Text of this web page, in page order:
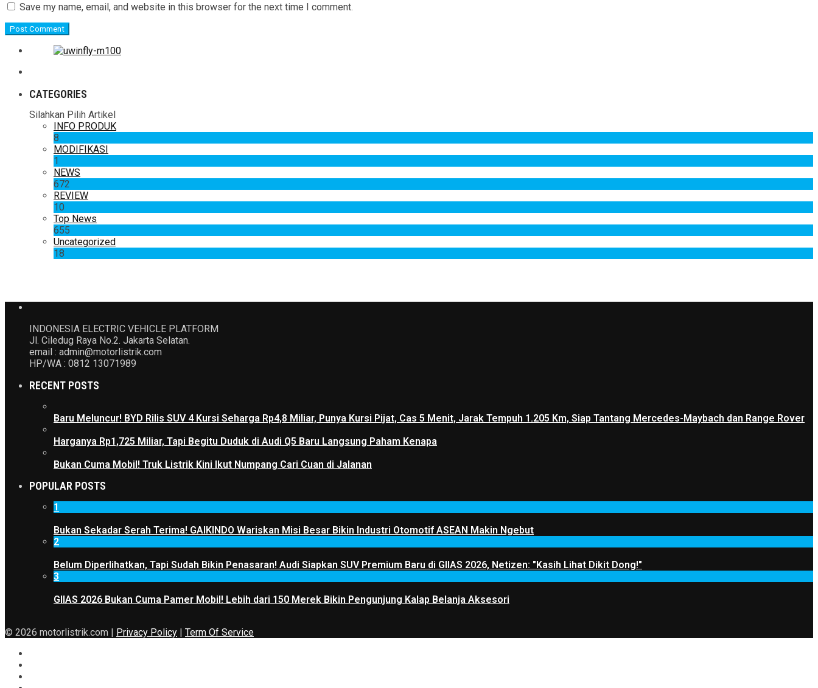
Save my name, email, and website in this browser for the next time I comment.
CATEGORIES
Silahkan Pilih Artikel
INFO PRODUK
8
MODIFIKASI
1
NEWS
672
REVIEW
10
Top News
655
Uncategorized
18
INDONESIA ELECTRIC VEHICLE PLATFORM
Jl. Ciledug Raya No.2. Jakarta Selatan.
email : admin@motorlistrik.com
HP/WA : 0812 13071989
RECENT POSTS
Baru Meluncur! BYD Rilis SUV 4 Kursi Seharga Rp4,8 Miliar, Punya Kursi Pijat, Cas 5 Menit, Jarak Tempuh 1.205 Km, Siap Tantang Mercedes-Maybach dan Range Rover
Harganya Rp1,725 Miliar, Tapi Begitu Duduk di Audi Q5 Baru Langsung Paham Kenapa
Bukan Cuma Mobil! Truk Listrik Kini Ikut Numpang Cari Cuan di Jalanan
POPULAR POSTS
1
Bukan Sekadar Serah Terima! GAIKINDO Wariskan Misi Besar Bikin Industri Otomotif ASEAN Makin Ngebut
2
Belum Diperlihatkan, Tapi Sudah Bikin Penasaran! Audi Siapkan SUV Premium Baru di GIIAS 2026, Netizen: "Kasih Lihat Dikit Dong!"
3
GIIAS 2026 Bukan Cuma Pamer Mobil! Lebih dari 150 Merek Bikin Pengunjung Kalap Belanja Aksesori
© 2026 motorlistrik.com | Privacy Policy Term Of Service